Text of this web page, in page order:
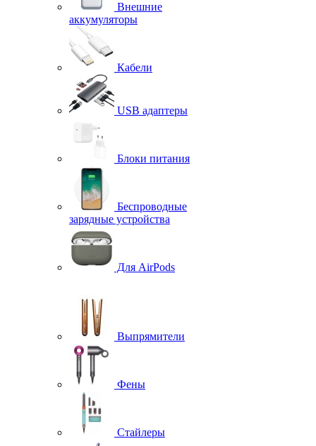
Внешние
аккумуляторы
Кабели
USB адаптеры
Блоки питания
Беспроводные
зарядные устройства
Для AirPods
Выпрямители
Фены
Стайлеры